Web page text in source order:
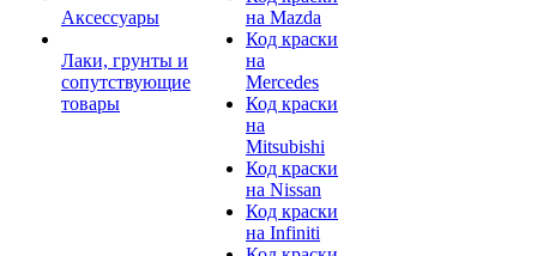
Аксессуары
Лаки, грунты и
сопутствующие
товары
на Mazda
Код краски
на
Mercedes
Код краски
на
Mitsubishi
Код краски
на Nissan
Код краски
на Infiniti